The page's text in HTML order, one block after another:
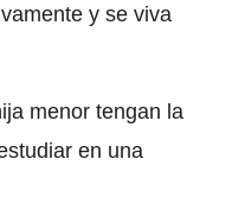
y se viva
menor tengan la
en una